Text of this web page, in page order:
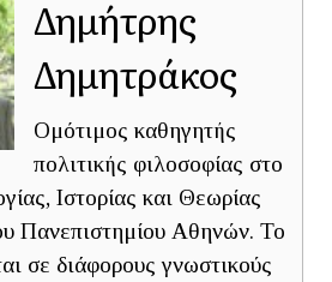
Δημήτρης
Δημητράκος
Ομότιμος καθηγητής
πολιτικής φιλοσοφίας στο
Ιστορίας και Θεωρίας
Πανεπιστημίου Αθηνών. Το
σε διάφορους γνωστικούς